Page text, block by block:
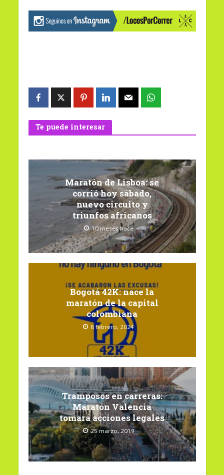
Te puede interesar
Maratón de Lisboa: se
corrió hoy sábado,
nuevo circuito y
triunfos africanos
10 meses hace
Bogotá 42K: nace la
maratón de la capital
colombiana
8 febrero, 2024
Tramposos en carreras:
Maratón Valencia
tomará acciones legales
25 marzo, 2019